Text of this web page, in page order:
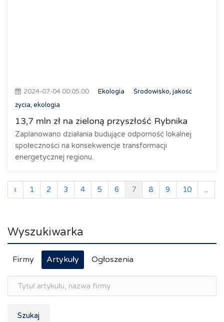
2024-07-04 00:05:00 Ekologia
Środowisko, jakość
życia, ekologia
13,7 mln zł na zieloną przyszłość Rybnika
Zaplanowano działania budujące odporność lokalnej
społeczności na konsekwencje transformacji
energetycznej regionu.
‹ 1 2 3 4 5 6 7 8 9 10 ...
Wyszukiwarka
Firmy Artykuły Ogłoszenia
Szukaj